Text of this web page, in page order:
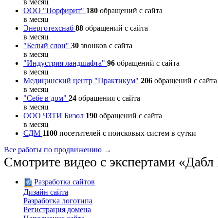
в месяц
ООО "Порфирит" 180 обращений с сайта
в месяц
Энерготехснаб 88 обращений с сайта
в месяц
"Белый слон" 30 звонков с сайта
в месяц
"Индустрия ландшафта" 96 обращений с сайта
в месяц
Медицинский центр "Практикум" 206 обращений с сайта
в месяц
"Себе в дом" 24 обращения с сайта
в месяц
ООО ЧЗТИ Бизол 190 обращений с сайта
в месяц
СДМ 1100 посетителей с поисковых систем в сутки
Все работы по продвижению →
Смотрите видео с экспертами
Разработка сайтов
Дизайн сайта
Разработка логотипа
Регистрация домена